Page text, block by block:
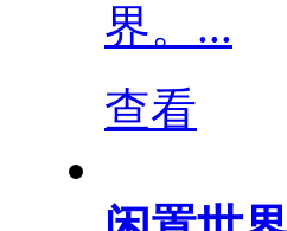
界。...
查看